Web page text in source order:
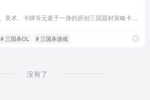
# 三国杀OL # 三国杀游戏
没有了